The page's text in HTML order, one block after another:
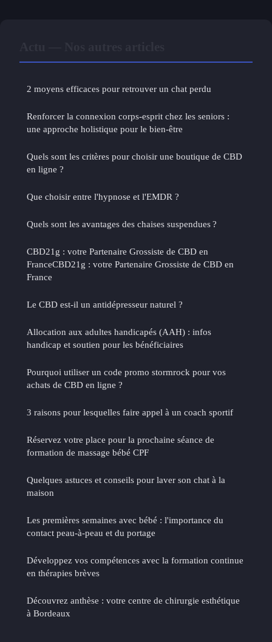
2 moyens efficaces pour retrouver un chat perdu
Renforcer la connexion corps-esprit chez les seniors :
une approche holistique pour le bien-être
Quels sont les critères pour choisir une boutique de CBD
en ligne ?
Que choisir entre l'hypnose et l'EMDR ?
Quels sont les avantages des chaises suspendues ?
CBD21g : votre Partenaire Grossiste de CBD en
FranceCBD21g : votre Partenaire Grossiste de CBD en
France
Le CBD est-il un antidépresseur naturel ?
Allocation aux adultes handicapés (AAH) : infos
handicap et soutien pour les bénéficiaires
Pourquoi utiliser un code promo stormrock pour vos
achats de CBD en ligne ?
3 raisons pour lesquelles faire appel à un coach sportif
Réservez votre place pour la prochaine séance de
formation de massage bébé CPF
Quelques astuces et conseils pour laver son chat à la
maison
Les premières semaines avec bébé : l'importance du
contact peau-à-peau et du portage
Développez vos compétences avec la formation continue
en thérapies brèves
Découvrez anthèse : votre centre de chirurgie esthétique
à Bordeaux